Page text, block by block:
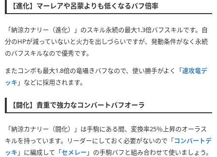
【進化】マーレアや呂蒙よりも低くなるバフ倍率
「納涼カナリー（進化）」のスキル永続の最大1.3倍バフスキルです。自
分のHPが減っていないと火力を出しづらいですが、発動条件がなく永続
のバフスキルなので優秀です。
またコンボも最大1.8倍の竜囁きバフなので、使い勝手がよく「速攻竜デ
ッキ 」などに採用されます。
【闘化】貴重で強力なコンバートバフオーラ
「納涼カナリー（闘化）」は手駒にある間、変換率25％上昇のオーラス
キルを持っています。リーダーにしておく必要がないので「コンバートデ
ッキ 」に編成して「セメレー 」の手駒バフと組み合わせて使いましょう。